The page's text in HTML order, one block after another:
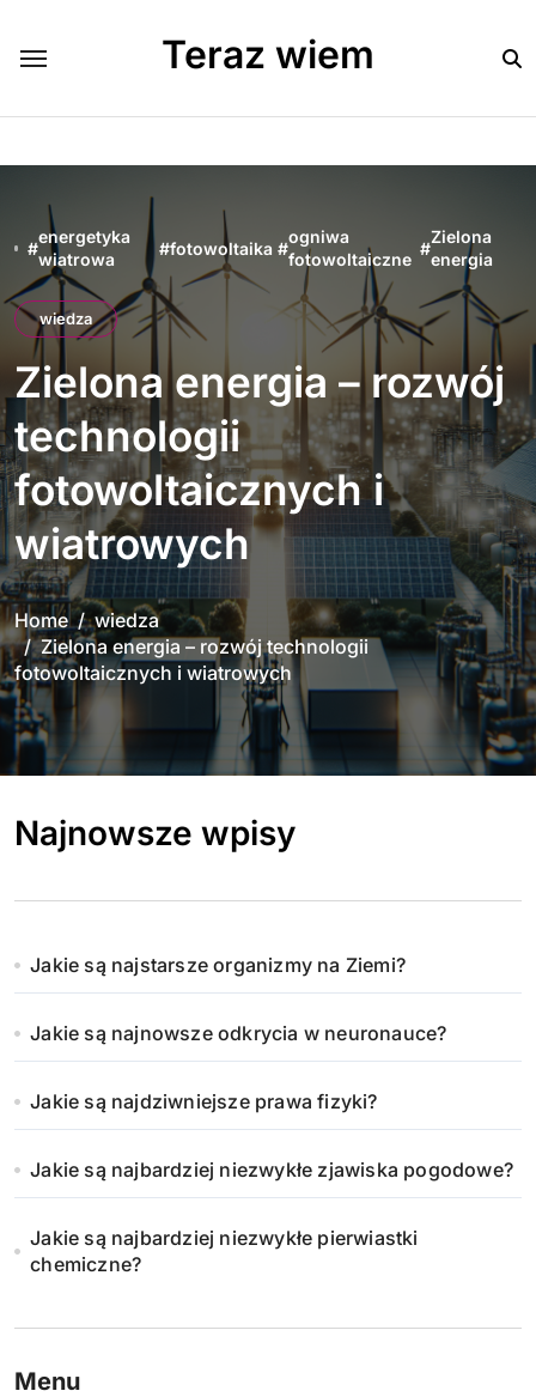
content
Teraz wiem
#
energetyka
wiatrowa
#fotowoltaika #
ogniwa
fotowoltaiczne
#
Zielona
energia
wiedza
Zielona energia – rozwój
technologii
fotowoltaicznych i
wiatrowych
Home
wiedza
Zielona energia – rozwój technologii
fotowoltaicznych i wiatrowych
Najnowsze wpisy
Jakie są najstarsze organizmy na Ziemi?
Jakie są najnowsze odkrycia w neuronauce?
Jakie są najdziwniejsze prawa fizyki?
Jakie są najbardziej niezwykłe zjawiska pogodowe?
Jakie są najbardziej niezwykłe pierwiastki
chemiczne?
Menu